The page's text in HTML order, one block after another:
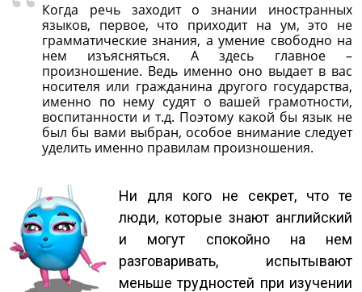
Когда речь заходит о знании иностранных
языков, первое, что приходит на ум, это не
грамматические знания, а умение свободно на
нем изъясняться. А здесь главное –
произношение. Ведь именно оно выдает в вас
носителя или гражданина другого государства,
именно по нему судят о вашей грамотности,
воспитанности и т.д. Поэтому какой бы язык не
был бы вами выбран, особое внимание следует
уделить именно правилам произношения.
Ни для кого не секрет, что те
люди, которые знают английский
и могут спокойно на нем
разговаривать, испытывают
меньше трудностей при изучении